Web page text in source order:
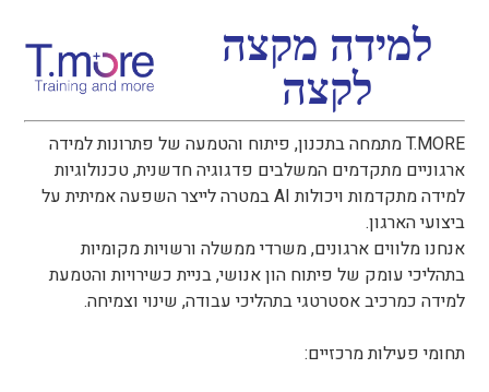
למידה מקצה
לקצה
T.MORE מתמחה בתכנון, פיתוח והטמעה של פתרונות למידה
ארגוניים מתקדמים המשלבים פדגוגיה חדשנית, טכנולוגיות
למידה מתקדמות ויכולות AI במטרה לייצר השפעה אמיתית על
ביצועי הארגון.
אנחנו מלווים ארגונים, משרדי ממשלה ורשויות מקומיות
בתהליכי עומק של פיתוח הון אנושי, בניית כשירויות והטמעת
למידה כמרכיב אסטרטגי בתהליכי עבודה, שינוי וצמיחה.
תחומי פעילות מרכזיים: